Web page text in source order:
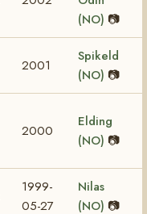
(NO) 📷
2001
Spikeld
(NO) 📷
2000
Elding
(NO) 📷
1999-
05-27
Nilas
(NO) 📷